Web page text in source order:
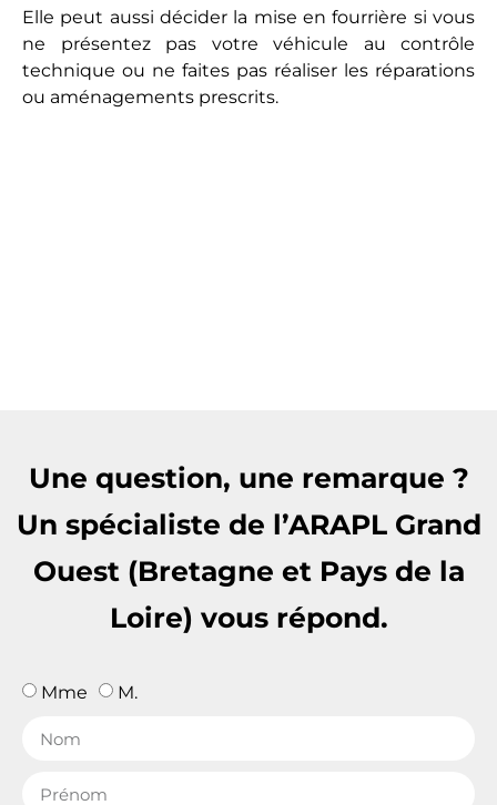
Elle peut aussi décider la mise en fourrière si vous
ne présentez pas votre véhicule au contrôle
technique ou ne faites pas réaliser les réparations
ou aménagements prescrits.
Une question, une remarque ?
Un spécialiste de l’ARAPL Grand
Ouest (Bretagne et Pays de la
Loire) vous répond.
Mme M.